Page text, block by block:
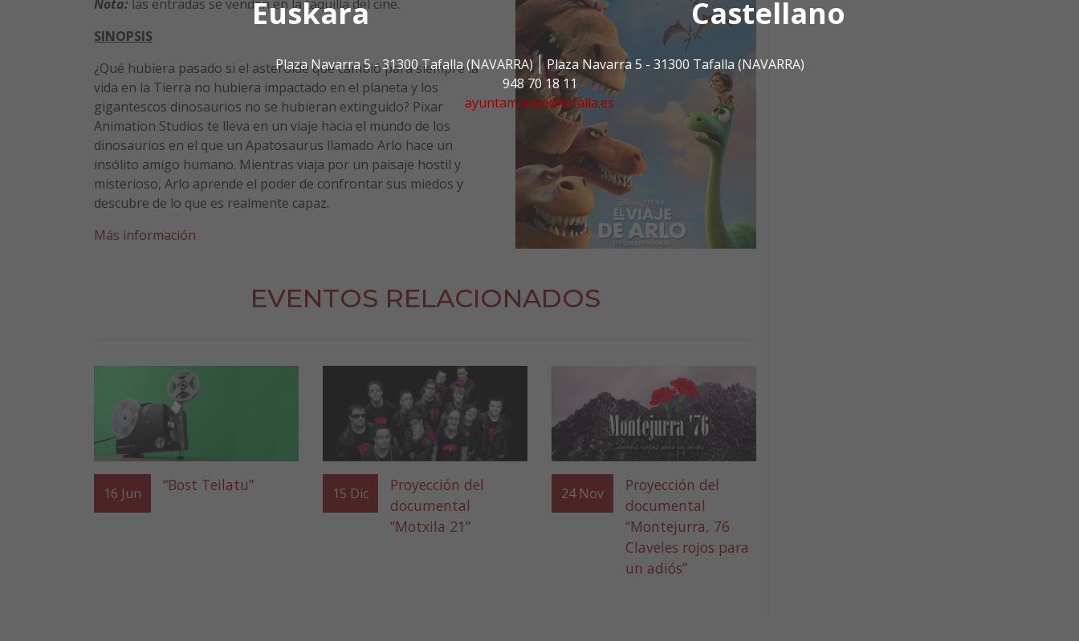
Euskara Castellano
Plaza Navarra 5 - 31300 Tafalla (NAVARRA)
Plaza Navarra 5 - 31300 Tafalla (NAVARRA)
948 70 18 11
ayuntamiento@tafalla.es
Nota: las entradas se venden en la taquilla del cine.
SINOPSIS
¿Qué hubiera pasado si el asteroide que cambió para siempre la
vida en la Tierra no hubiera impactado en el planeta y los
gigantescos dinosaurios no se hubieran extinguido? Pixar
Animation Studios te lleva en un viaje hacia el mundo de los
dinosaurios en el que un Apatosaurus llamado Arlo hace un
insólito amigo humano. Mientras viaja por un paisaje hostil y
misterioso, Arlo aprende el poder de confrontar sus miedos y
descubre de lo que es realmente capaz.
Más información
EVENTOS RELACIONADOS
16 Jun “Bost Teilatu” 15 Dic
Proyección del
documental
“Motxila 21”
24 Nov
Proyección del
documental
“Montejurra, 76
Claveles rojos para
un adiós”